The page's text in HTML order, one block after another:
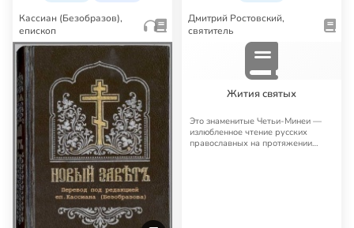
Кассиан (Безобразов),
епископ
Дмитрий Ростовский,
святитель
Жития святых
Это знаменитые Четьи-Минеи —
излюбленное чтение русских
православных на протяжении